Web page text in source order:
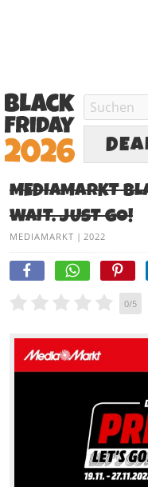
MEDIAMARKT
WAIT. JUST GO!
MEDIAMARKT | 2022
0/5